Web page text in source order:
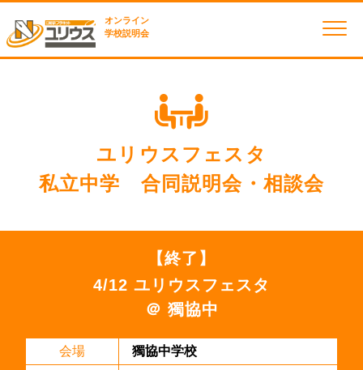
オンライン
学校説明会
ユリウスフェスタ
私立中学 合同説明会・相談会
【終了】
4/12 ユリウスフェスタ
＠ 獨協中
会場
獨協中学校